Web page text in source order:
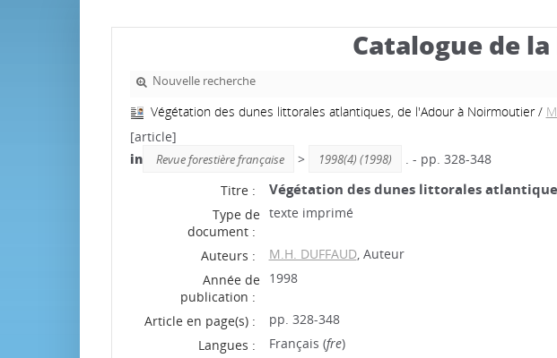
Catalogue de
Nouvelle recherche
Végétation des dunes littorales atlantiques, de l'Adour à Noirmoutier/
[article]
in
Revue forestière française > 1998(4) (1998)
. - pp. 328-348
Titre :
Végétation des dunes littorales
Type de
document :
texte imprimé
Auteurs : M.H. DUFFAUD, Auteur
Année de
publication :
1998
Article en page(s) :
pp. 328-348
Langues :
Français (fre)